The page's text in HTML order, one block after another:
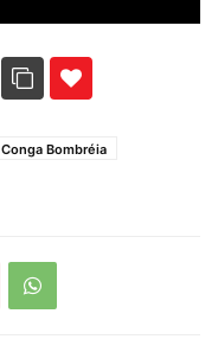
Conga Bombréia